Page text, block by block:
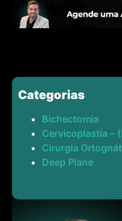
Categorias
Bichectomia
Cervicoplastia –
Cirurgia
Deep Plane